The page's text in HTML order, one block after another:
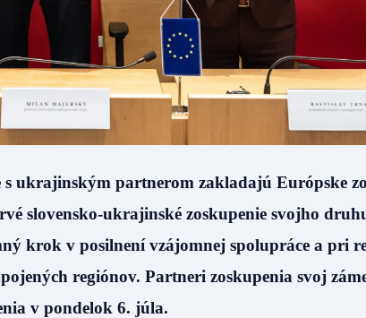
ukrajinským partnerom zakladajú Európske
slovensko-ukrajinské zoskupenie svojho
krok v posilnení vzájomnej spolupráce a pri
regiónov. Partneri zoskupenia svoj
v pondelok 6. júla.